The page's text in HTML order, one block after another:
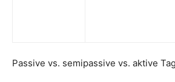
Passive vs. semipassive vs. aktive